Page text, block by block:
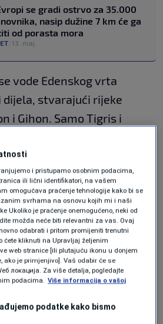
se gradi ostrvo za 35.000
nasip dužine 7 km će ga
od porasta mora
13. maj.
vode Edenskog vrta
stvarajući rijeke
i Gihon. Samo Tigris i
rijeka stalno
na Bliskom istokui teče
od istočne Turske
nego što se pridruži rijeci
zaljev.
je postavljalo
koristilo je za piće.
i pristupamo osobnim podacima,
ili lični identifikatori, na vašem
omogućava praćenje tehnologije kako bi se
svrhama na osnovu kojih mi i naši
Ukoliko je praćenje onemogućeno, neki od
možda neće biti relevantni za vas. Ovaj
odabrati i pritom promijeniti trenutni
ćete kliknuti na Upravljaj željenim
web stranice [ili plutajuću ikonu u donjem
ako je primjenjivo]. Vaš odabir će se
локација. Za više detalja, pogledajte
podacima. Više informacija o vašoj
podatke kako bismo